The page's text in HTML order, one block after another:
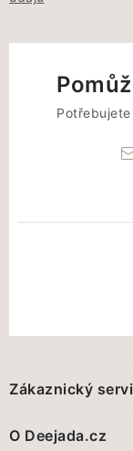
p
a
Zákaznický
O Deejada.cz